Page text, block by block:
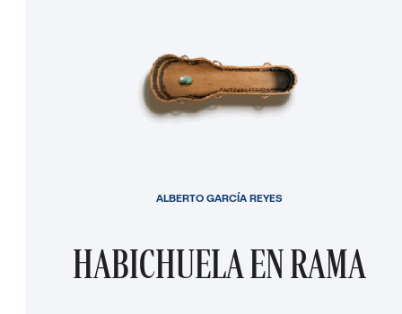
HABICHUELA EN RAMA
ALBERTO GARCÍA REYES